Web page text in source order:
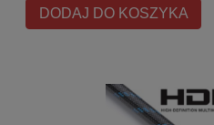
DODAJ DO KOSZYKA